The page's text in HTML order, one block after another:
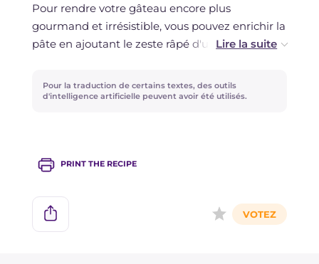
Pour rendre votre gâteau encore plus
gourmand et irrésistible, vous pouvez enrichir la
pâte en ajoutant le zeste râpé d'un citron bio
Pour la traduction de certains textes, des outils
d'intelligence artificielle peuvent avoir été utilisés.
PRINT THE RECIPE